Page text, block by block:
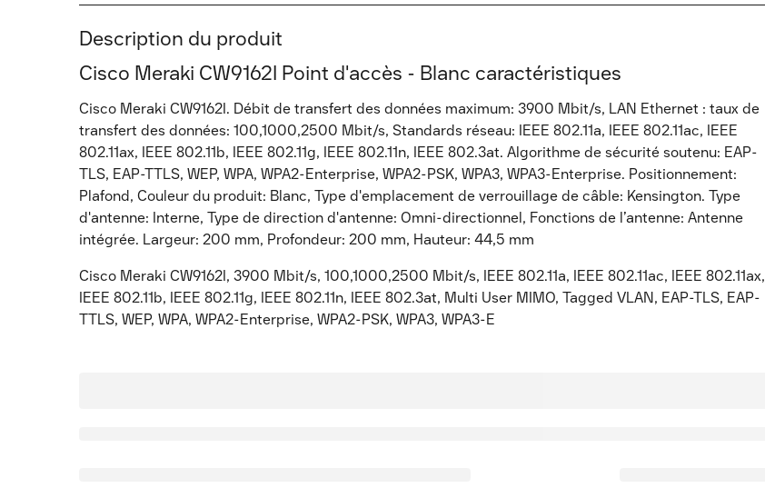
Description du produit
Cisco Meraki CW9162I Point d'accès - Blanc caractéristiques
Cisco Meraki CW9162I. Débit de transfert des données maximum: 3900 Mbit/s, LAN Ethernet : taux de
transfert des données: 100,1000,2500 Mbit/s, Standards réseau: IEEE 802.11a, IEEE 802.11ac, IEEE
802.11ax, IEEE 802.11b, IEEE 802.11g, IEEE 802.11n, IEEE 802.3at. Algorithme de sécurité soutenu: EAP-
TLS, EAP-TTLS, WEP, WPA, WPA2-Enterprise, WPA2-PSK, WPA3, WPA3-Enterprise. Positionnement:
Plafond, Couleur du produit: Blanc, Type d'emplacement de verrouillage de câble: Kensington. Type
d'antenne: Interne, Type de direction d'antenne: Omni-directionnel, Fonctions de l’antenne: Antenne
intégrée. Largeur: 200 mm, Profondeur: 200 mm, Hauteur: 44,5 mm
Cisco Meraki CW9162I, 3900 Mbit/s, 100,1000,2500 Mbit/s, IEEE 802.11a, IEEE 802.11ac, IEEE 802.11ax,
IEEE 802.11b, IEEE 802.11g, IEEE 802.11n, IEEE 802.3at, Multi User MIMO, Tagged VLAN, EAP-TLS, EAP-
TTLS, WEP, WPA, WPA2-Enterprise, WPA2-PSK, WPA3, WPA3-E